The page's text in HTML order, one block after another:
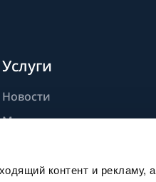
контент и рекламу, а
Услуги
Новости
Мастерство
Устойчивое развитие